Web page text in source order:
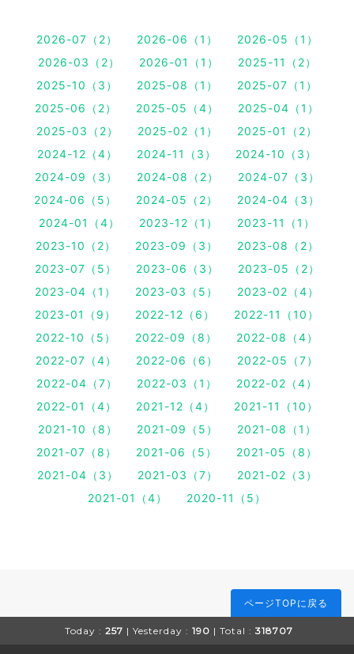
2026-07（2） 2026-06（1）
2026-05（1）
2026-03（2）
2026-01（1）
2025-11（2）
2025-10（3）
2025-08（1）
2025-07（1）
2025-06（2）
2025-05（4）
2025-04（1）
2025-03（2）
2025-02（1）
2025-01（2）
2024-12（4）
2024-11（3）
2024-10（3）
2024-09（3）
2024-08（2）
2024-07（3）
2024-06（5）
2024-05（2）
2024-04（3）
2024-01（4）
2023-12（1）
2023-11（1）
2023-10（2）
2023-09（3）
2023-08（2）
2023-07（5）
2023-06（3）
2023-05（2）
2023-04（1）
2023-03（5）
2023-02（4）
2023-01（9）
2022-12（6）
2022-11（10）
2022-10（5）
2022-09（8）
2022-08（4）
2022-07（4）
2022-06（6）
2022-05（7）
2022-04（7）
2022-03（1）
2022-02（4）
2022-01（4）
2021-12（4）
2021-11（10）
2021-10（8）
2021-09（5）
2021-08（1）
2021-07（8）
2021-06（5）
2021-05（8）
2021-04（3）
2021-03（7）
2021-02（3）
2021-01（4）
2020-11（5）
ページTOPに戻る
Today : 257 | Yesterday : 190 | Total : 318707